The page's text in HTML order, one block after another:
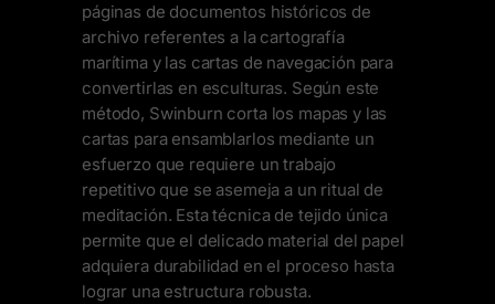
páginas de documentos históricos de
archivo referentes a la cartografía
marítima y las cartas de navegación para
convertirlas en esculturas. Según este
método, Swinburn corta los mapas y las
cartas para ensamblarlos mediante un
esfuerzo que requiere un trabajo
repetitivo que se asemeja a un ritual de
meditación. Esta técnica de tejido única
permite que el delicado material del papel
adquiera durabilidad en el proceso hasta
lograr una estructura robusta.